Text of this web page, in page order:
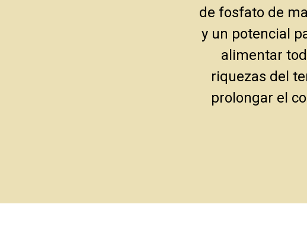
de fosfato de
y un potencial
alimentar
riquezas del
prolongar el